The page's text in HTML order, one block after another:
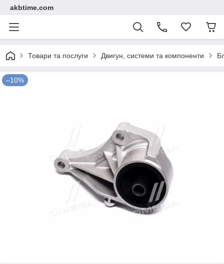
akbtime.com
Товари та послуги Двигун, системи та компоненти
–10%